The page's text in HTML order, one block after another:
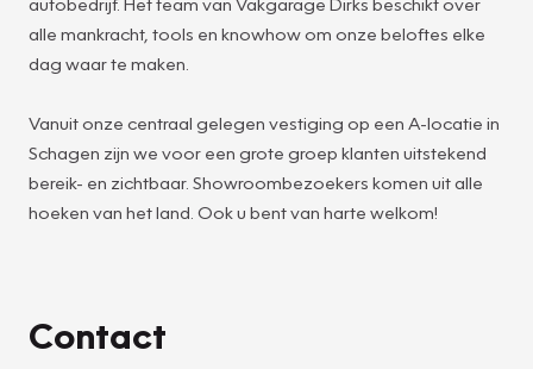
alle mankracht, tools en knowhow om onze beloftes elke
dag waar te maken.
Vanuit onze centraal gelegen vestiging op een A-locatie in
Schagen zijn we voor een grote groep klanten uitstekend
bereik- en zichtbaar. Showroombezoekers komen uit alle
hoeken van het land. Ook u bent van harte welkom!
Contact